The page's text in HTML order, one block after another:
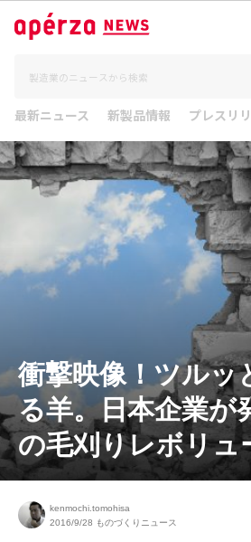
最新ニュース 新製品情報 プレスリ
衝撃映像！ツルッ
る羊。日本企業が
の毛刈りレボリュ
kenmochi.tomohisa
2016/9/28 ものづくりニュース